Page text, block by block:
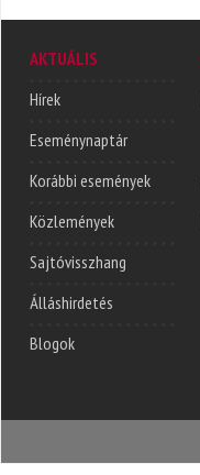
AKTUÁLIS
Hírek
Eseménynaptár
Korábbi események
Közlemények
Sajtóvisszhang
Álláshirdetés
Blogok